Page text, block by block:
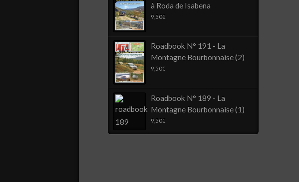
à Roda de Isabena
9,50€
Roadbook N° 191 - La
Montagne Bourbonnaise (2)
9,50€
Roadbook N° 189 - La
Montagne Bourbonnaise (1)
9,50€